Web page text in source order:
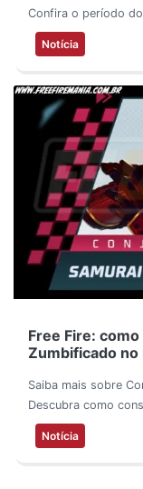
Confira o período
Notícia
Free Fire:
Zumbificado no
Saiba mais sobre
Descubra como
Notícia